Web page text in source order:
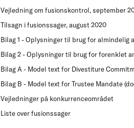
Vejledning om fusionskontrol, september
Tilsagn i fusionssager, august 2020
Bilag 1 - Oplysninger til brug for almindelig
Bilag 2 - Oplysninger til brug for forenklet
Bilag A - Model text for Divestiture
Bilag B - Model text for Trustee Mandate
Vejledninger på konkurrenceområdet
Liste over fusionssager